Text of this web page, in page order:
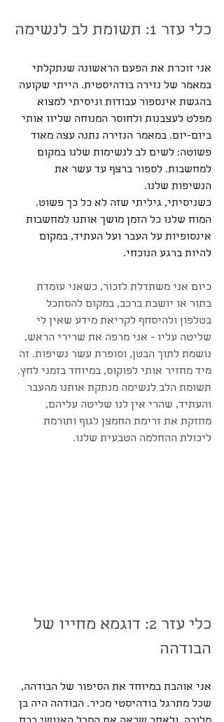
כלי עזר 1: תשומת לב לנשימה
אני זוכרת את הפעם הראשונה שנתקלתי
במאמר של נזירה בודהיסטית. הייתי שקועה
בהגשת אינספור עבודות וניסיתי למצוא
מפלט לעצבנות ולחוסר המנוחה שליוו אותי
ביום-יום. במאמר הנזירה נתנה עצה מאוד
פשוטה: לשים לב לנשימות שלנו במקום
למחשבות. לספור ברצף עד עשר את
הנשיפות שלנו.
כשניסיתי, גיליתי שזה לא כל כך פשוט.
המוח שלנו כל הזמן מושך אותנו למחשבות
אינסופיות על העבר ועל העתיד, במקום
להיות ברגע הנוכחי.
כיום אני משתדלת לזכור, כשאני עומדת
בתור או יושבת ברכב, במקום להסתכל
בטלפון ולהיסחף לקריאת מידע שאין לי
שליטה עליו - אני מרפה את שרירי הראש,
נושמת לתוך הבטן, וסופרת עשר נשיפות. זה
מיד מחזיר אותי לפוקוס, במיוחד בזמני לחץ.
תשומת הלב לנשימה מנתקת אותנו מהעבר
והעתיד, שהרי אין לנו שליטה עליהם,
מחזקת את זרימת החמצן לגוף ותורמת
ליכולת ההחלמה הטבעית שלנו.
כלי עזר 2: דוגמא מחייו של
הבודהה
אני אוהבת במיוחד את הסיפור של הבודהה,
שכל מתרגל בודהיסטי מכיר. הבודהה היה בן